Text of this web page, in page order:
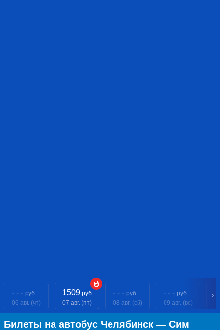
- - - руб.
06 авг. (чт)
1509 руб.
07 авг. (пт)
- - - руб.
08 авг. (сб)
- - - руб.
09 авг. (вс)
Билеты на автобус Челябинск — Сим